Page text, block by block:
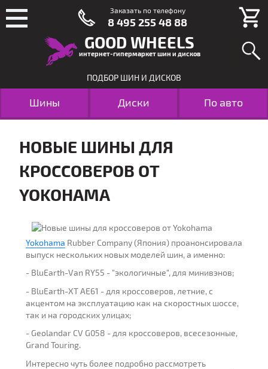
GOOD WHEELS
интернет-гипермаркет шин и дисков
ПОДБОР ШИН И ДИСКОВ
Шины Диски По авто
НОВЫЕ ШИНЫ ДЛЯ
КРОССОВЕРОВ ОТ
YOKOHAMA
Yokohama Rubber Company (Япония) проанонсировала
выпуск нескольких новых моделей шин, а именно:
- BluEarth-Van RY55 - "экологичные", для минивэнов;
- BluEarth-XT AE61 - для кроссоверов, летние, с
акцентом на эксплуатацию как на скоростных шоссе,
так и на городских улицах;
- Geolandar CV G058 - для кроссоверов, всесезонные,
Grand Touring.
Интересно чуть более подробно рассмотреть
Заказать по телефону
8 495 255 48 88